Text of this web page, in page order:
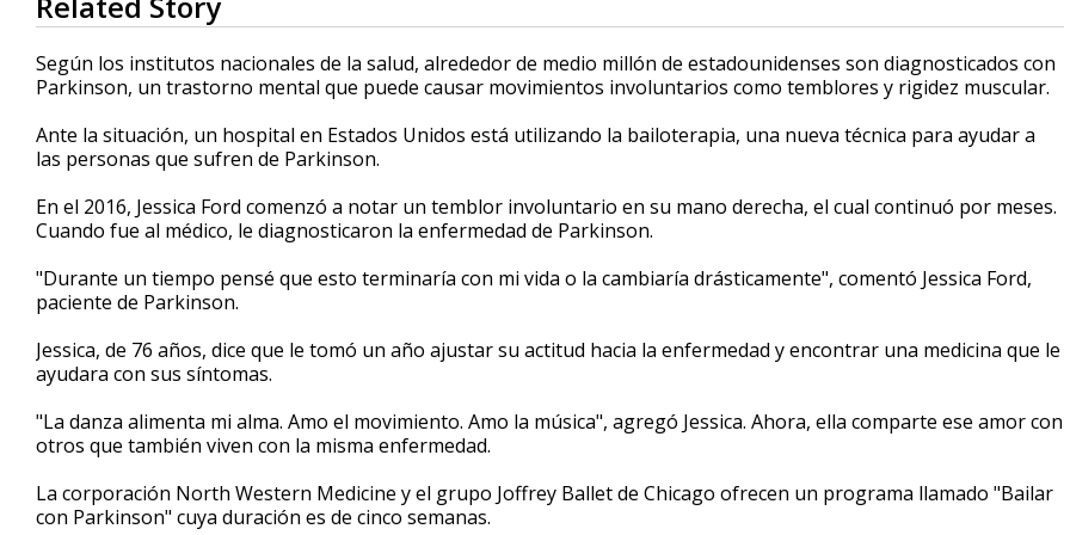
seconds
of
2
minutes,
58
90%
Según los institutos nacionales de la salud, alrededor de medio millón de estadounidenses son diagnosticados con
Parkinson, un trastorno mental que puede causar movimientos involuntarios como temblores y rigidez muscular.
Ante la situación, un hospital en Estados Unidos está utilizando la bailoterapia, una nueva técnica para ayudar a
las personas que sufren de Parkinson.
En el 2016, Jessica Ford comenzó a notar un temblor involuntario en su mano derecha, el cual continuó por meses.
Cuando fue al médico, le diagnosticaron la enfermedad de Parkinson.
"Durante un tiempo pensé que esto terminaría con mi vida o la cambiaría drásticamente", comentó Jessica Ford,
paciente de Parkinson.
Jessica, de 76 años, dice que le tomó un año ajustar su actitud hacia la enfermedad y encontrar una medicina que le
ayudara con sus síntomas.
"La danza alimenta mi alma. Amo el movimiento. Amo la música", agregó Jessica. Ahora, ella comparte ese amor con
otros que también viven con la misma enfermedad.
La corporación North Western Medicine y el grupo Joffrey Ballet de Chicago ofrecen un programa llamado "Bailar
con Parkinson" cuya duración es de cinco semanas.